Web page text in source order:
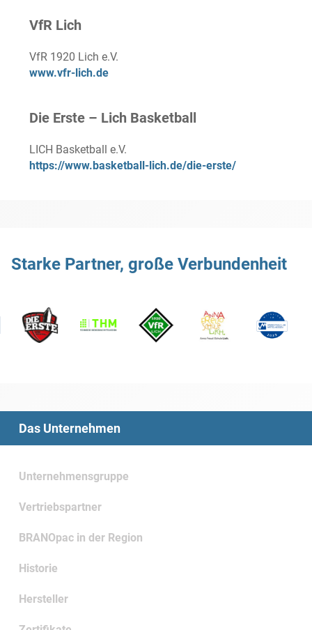
VfR Lich
VfR 1920 Lich e.V.
www.vfr-lich.de
Die Erste – Lich Basketball
LICH Basketball e.V.
https://www.basketball-lich.de/die-erste/
Starke Partner, große Verbundenheit
Das Unternehmen
Unternehmensgruppe
Vertriebspartner
BRANOpac in der Region
Historie
Hersteller